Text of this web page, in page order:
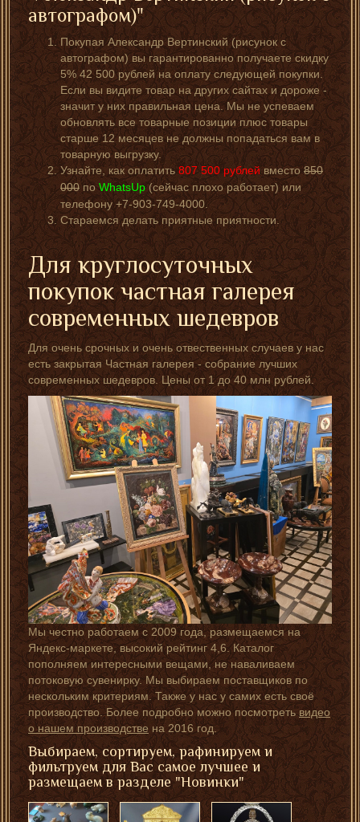
автографом)"
Покупая Александр Вертинский (рисунок с
автографом) вы гарантированно получаете скидку
5% 42 500 рублей на оплату следующей покупки.
Если вы видите товар на других сайтах и дороже -
значит у них правильная цена. Мы не успеваем
обновлять все товарные позиции плюс товары
старше 12 месяцев не должны попадаться вам в
товарную выгрузку.
Узнайте, как оплатить807 500 рублейвместо850
000 поWhatsUp (сейчас плохо работает) или
телефону +7-903-749-4000.
Стараемся делать приятные приятности.
Для круглосуточных
покупок частная галерея
современных шедевров
Для очень срочных и очень отвественных случаев у нас
есть закрытая Частная галерея - собрание лучших
современных шедевров. Цены от 1 до 40 млн рублей.
Мы честно работаем с 2009 года, размещаемся на
Яндекс-маркете, высокий рейтинг 4,6. Каталог
пополняем интересными вещами, не наваливаем
потоковую сувенирку. Мы выбираем поставщиков по
нескольким критериям. Также у нас у самих есть своё
производство. Более подробно можно посмотретьвидео
о нашем производстве на 2016 год.
Выбираем, сортируем, рафинируем и
фильтруем для Вас самое лучшее и
размещаем в разделе "Новинки"